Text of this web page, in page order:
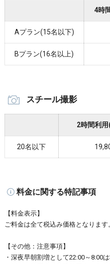
4時
Aプラン(15名以下)
Bプラン(16名以上)
スチール撮影
2時間利
20名以下
料金に関する特記事項
【料金表示】
ご料金は全て税込み価格となります
【その他：注意事項】
・深夜早朝割増として22:00～8:00